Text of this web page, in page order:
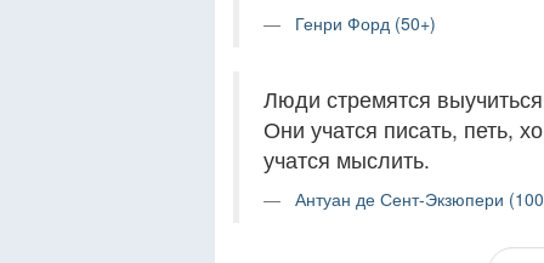
Генри Форд (50+)
Люди стремятся
Они учатся писать, петь,
учатся мыслить.
Антуан де Сент-Экзюпери